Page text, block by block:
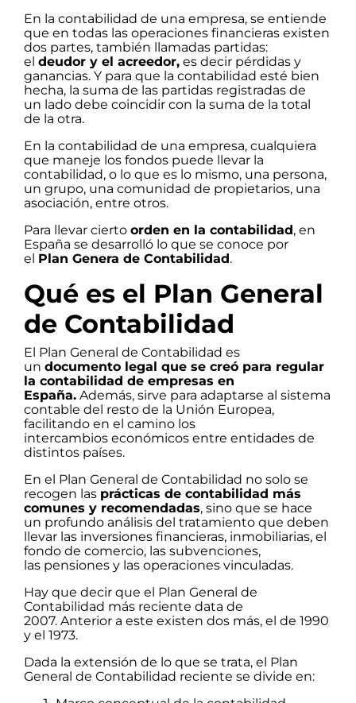
En la contabilidad de una empresa, se entiende
que en todas las operaciones financieras existen
dos partes, también llamadas partidas:
el deudor y el acreedor, es decir pérdidas y
ganancias. Y para que la contabilidad esté bien
hecha, la suma de las partidas registradas de
un lado debe coincidir con la suma de la total
de la otra.
En la contabilidad de una empresa, cualquiera
que maneje los fondos puede llevar la
contabilidad, o lo que es lo mismo, una persona,
un grupo, una comunidad de propietarios, una
asociación, entre otros.
Para llevar cierto orden en la contabilidad, en
España se desarrolló lo que se conoce por
el Plan Genera de Contabilidad.
Qué es el Plan General
de Contabilidad
El Plan General de Contabilidad es
un documento legal que se creó para regular
la contabilidad de empresas en
España. Además, sirve para adaptarse al sistema
contable del resto de la Unión Europea,
facilitando en el camino los
intercambios económicos entre entidades de
distintos países.
En el Plan General de Contabilidad no solo se
recogen las prácticas de contabilidad más
comunes y recomendadas, sino que se hace
un profundo análisis del tratamiento que deben
llevar las inversiones financieras, inmobiliarias, el
fondo de comercio, las subvenciones,
las pensiones y las operaciones vinculadas.
Hay que decir que el Plan General de
Contabilidad más reciente data de
2007. Anterior a este existen dos más, el de 1990
y el 1973.
Dada la extensión de lo que se trata, el Plan
General de Contabilidad reciente se divide en: